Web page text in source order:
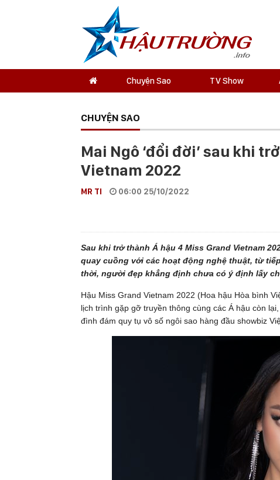
Chuyện Sao TV Show
CHUYỆN SAO
Mai Ngô ‘đổi đời’ sau khi
Vietnam 2022
MR TI 06:00 25/10/2022
Sau khi trở thành Á hậu 4 Miss Grand Vietnam
quay cuồng với các hoạt động nghệ thuật, từ
thời, người đẹp khẳng định chưa có ý định lấy
Hậu Miss Grand Vietnam 2022 (Hoa hậu Hòa bình
lịch trình gặp gỡ truyền thông cùng các Á hậu còn
đình đám quy tụ vô số ngôi sao hàng đầu showbiz